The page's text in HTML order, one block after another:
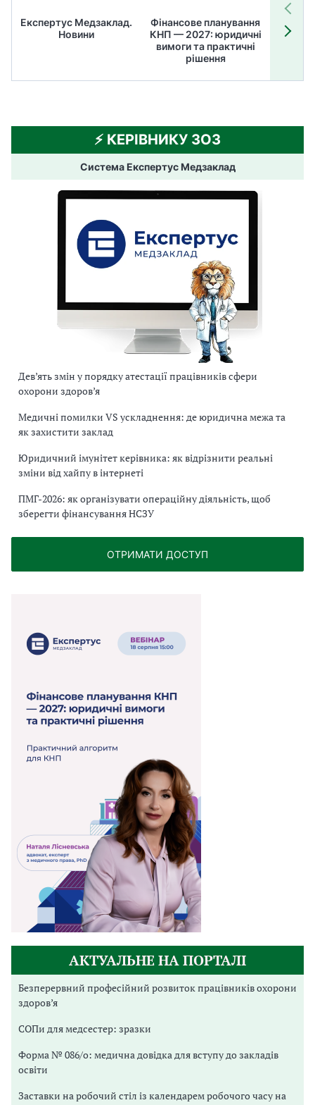
Експертус Медзаклад.
Новини
Фінансове планування
КНП — 2027: юридичні
вимоги та практичні
рішення
⚡️ КЕРІВНИКУ ЗОЗ
Система Експертус Медзаклад
Дев’ять змін у порядку атестації працівників сфери
охорони здоров’я
Медичні помилки VS ускладнення: де юридична межа та
як захистити заклад
Юридичний імунітет керівника: як відрізнити реальні
зміни від хайпу в інтернеті
ПМГ-2026: як організувати операційну діяльність, щоб
зберегти фінансування НСЗУ
ОТРИМАТИ ДОСТУП
АКТУАЛЬНЕ НА ПОРТАЛІ
Безперервний професійний розвиток працівників охорони
здоров’я
СОПи для медсестер: зразки
Форма № 086/о: медична довідка для вступу до закладів
освіти
Заставки на робочий стіл із календарем робочого часу на